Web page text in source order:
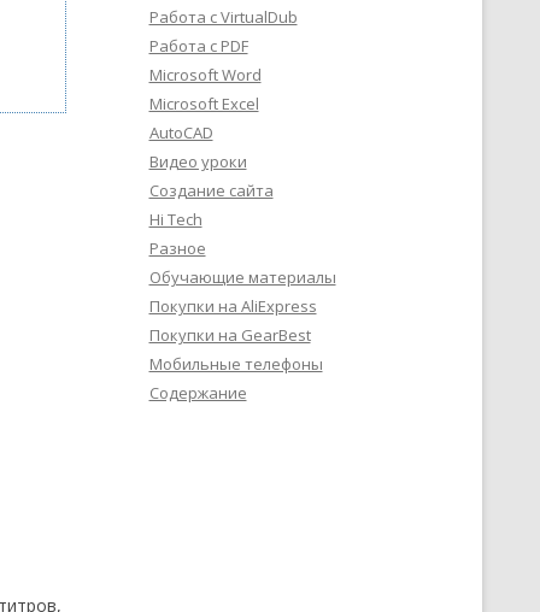
Работа с VirtualDub
Работа с PDF
Microsoft Word
Microsoft Excel
AutoCAD
Видео уроки
Создание сайта
Hi Tech
Разное
Обучающие материалы
Покупки на AliExpress
Покупки на GearBest
Мобильные телефоны
Содержание